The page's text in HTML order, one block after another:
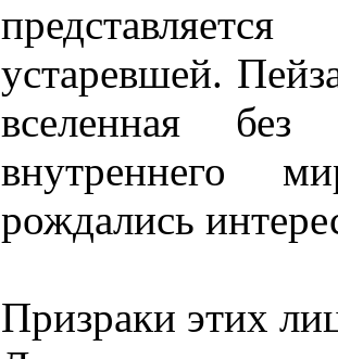
устаревшей.
вселенная без
внутреннего
рождались
Призраки этих